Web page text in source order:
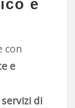
e
con
e
servizi di